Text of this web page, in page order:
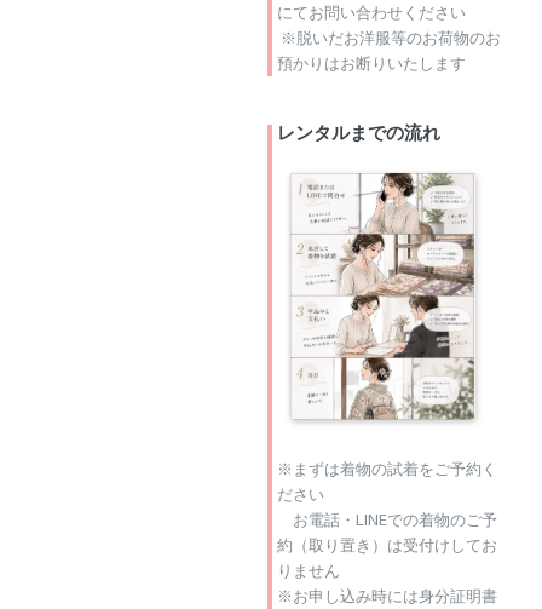
にてお問い合わせください
※脱いだお洋服等のお荷物のお
預かりはお断りいたします
レンタルまでの流れ
※まずは着物の試着をご予約く
ださい
お電話・LINEでの着物のご予
約（取り置き）は受付けしてお
りません
※お申し込み時には身分証明書